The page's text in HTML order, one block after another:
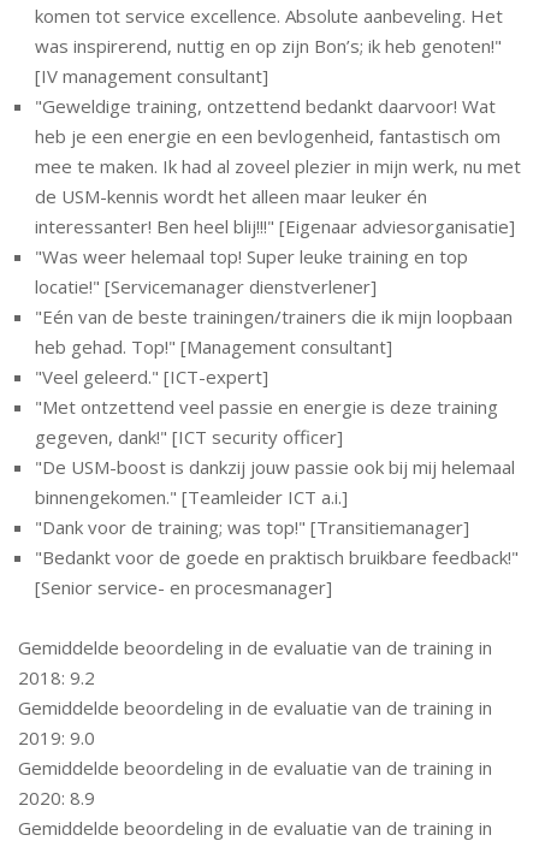
komen tot service excellence. Absolute aanbeveling. Het
was inspirerend, nuttig en op zijn Bon’s; ik heb genoten!"
[IV management consultant]
"Geweldige training, ontzettend bedankt daarvoor! Wat
heb je een energie en een bevlogenheid, fantastisch om
mee te maken. Ik had al zoveel plezier in mijn werk, nu met
de USM-kennis wordt het alleen maar leuker én
interessanter! Ben heel blij!!!" [Eigenaar adviesorganisatie]
"Was weer helemaal top! Super leuke training en top
locatie!" [Servicemanager dienstverlener]
"Eén van de beste trainingen/trainers die ik mijn loopbaan
heb gehad. Top!" [Management consultant]
"Veel geleerd." [ICT-expert]
"Met ontzettend veel passie en energie is deze training
gegeven, dank!" [ICT security officer]
"De USM-boost is dankzij jouw passie ook bij mij helemaal
binnengekomen." [Teamleider ICT a.i.]
"Dank voor de training; was top!" [Transitiemanager]
"Bedankt voor de goede en praktisch bruikbare feedback!"
[Senior service- en procesmanager]
Gemiddelde beoordeling in de evaluatie van de training in
2018: 9.2
Gemiddelde beoordeling in de evaluatie van de training in
2019: 9.0
Gemiddelde beoordeling in de evaluatie van de training in
2020: 8.9
Gemiddelde beoordeling in de evaluatie van de training in